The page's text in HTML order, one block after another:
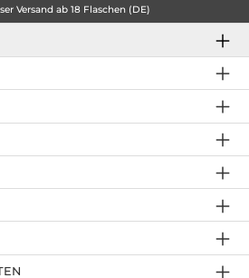
Versand ab 18 Flaschen (DE)